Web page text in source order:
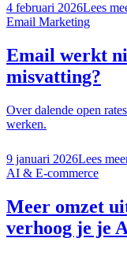
4 februari 2026Lees
Email Marketing
Email werkt
misvatting?
Over dalende open
werken.
9 januari 2026Lees
AI & E-commerce
Meer omzet
verhoog je je